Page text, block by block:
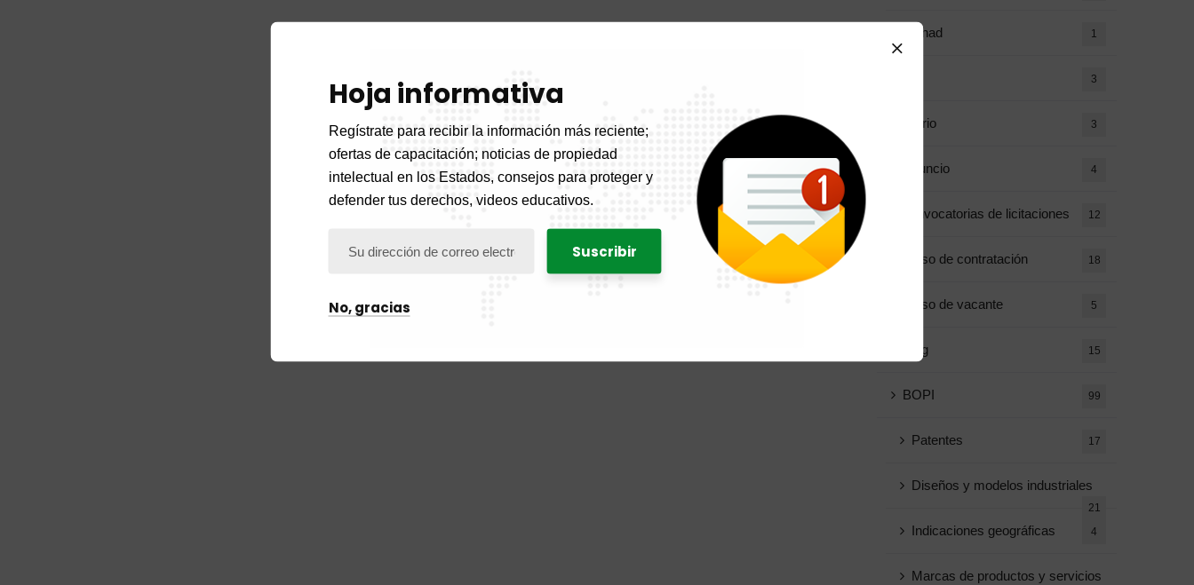
Chad 1
3
Diario 3
Anuncio 4
convocatorias de licitaciones 12
Aviso de contratación 18
Aviso de vacante 5
Blog 15
BOPI 99
Patentes 17
Diseños y modelos industriales
21
Indicaciones geográficas 4
Marcas de productos y servicios
Hoja informativa
Regístrate para recibir la información más reciente;
ofertas de capacitación; noticias de propiedad
intelectual en los Estados, consejos para proteger y
defender tus derechos, videos educativos.
No, gracias